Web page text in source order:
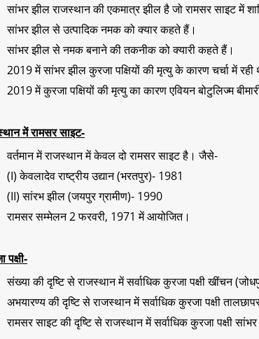
सांभर झील राजस्थान की एकमात्र झील है जो रामसर साइट में
सांभर झील से उत्पादिक नमक को क्यार कहते हैं।
सांभर झील से नमक बनाने की तकनीक को क्यारी कहते हैं।
2019 में सांभर झील कुरजा पक्षियों की मृत्यु के कारण चर्चा में रही
2019 में कुरजा पक्षियों की मृत्यु का कारण एवियन बोटुलिज्म
में रामसर साइट-
वर्तमान में राजस्थान में केवल दो रामसर साइट है। जैसे-
(I) केवलादेव राष्ट्रीय उद्यान (भरतपुर)- 1981
(II) सांरभ झील (जयपुर ग्रामीण)- 1990
रामसर सम्मेलन 2 फरवरी, 1971 में आयोजित।
पक्षी-
संख्या की दृष्टि से राजस्थान में सर्वाधिक कुरजा पक्षी खींचन
अभयारण्य की दृष्टि से राजस्थान में सर्वाधिक कुरजा पक्षी
रामसर साइट की दृष्टि से राजस्थान में सर्वाधिक कुरजा पक्षी